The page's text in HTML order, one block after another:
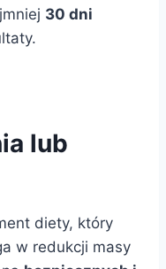
30 dni
lub
diety, który
w redukcji masy